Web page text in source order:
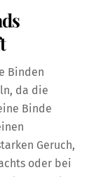
Binden
da die
Binde
Geruch,
oder bei